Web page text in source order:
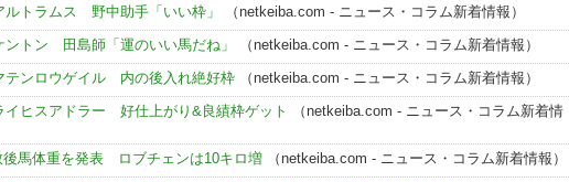
ルトラムス 野中助手「いい枠」 （netkeiba.com - ニュース・コラム新着情報）
ントン 田島師「運のいい馬だね」 （netkeiba.com - ニュース・コラム新着情報）
テンロウゲイル 内の後入れ絶好枠（netkeiba.com - ニュース・コラム新着情報）
イヒスアドラー 好仕上がり&良績枠ゲット
（netkeiba.com - ニュース・コラム新着情
後馬体重を発表 ロブチェンは10キロ増（netkeiba.com - ニュース・コラム新着情報）